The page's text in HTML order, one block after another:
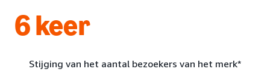
6 keer
Stijging van het aantal bezoekers van het merk*